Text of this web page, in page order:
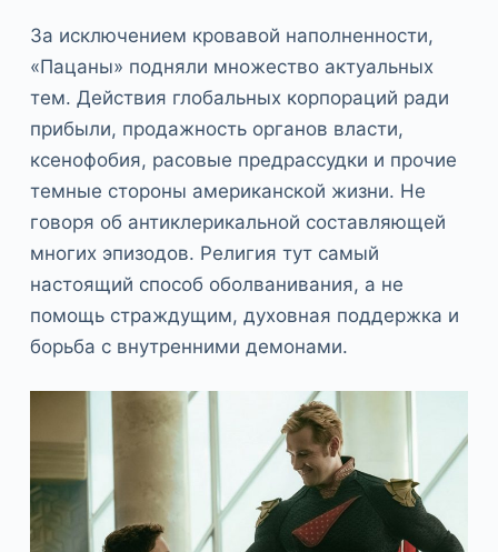
За исключением кровавой наполненности,
«Пацаны» подняли множество актуальных
тем. Действия глобальных корпораций ради
прибыли, продажность органов власти,
ксенофобия, расовые предрассудки и прочие
темные стороны американской жизни. Не
говоря об антиклерикальной составляющей
многих эпизодов. Религия тут самый
настоящий способ оболванивания, а не
помощь страждущим, духовная поддержка и
борьба с внутренними демонами.